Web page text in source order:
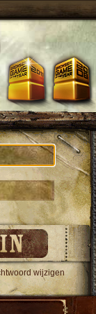
wijzigen